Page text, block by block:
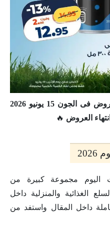
اكتشف عروض كازيون اليوم عروض فى الجون 15 يونيو 2026
العروض 🔥
مجموعة كبيرة من
الغذائية والمنزلية داخل
داخل المقال واستفد من